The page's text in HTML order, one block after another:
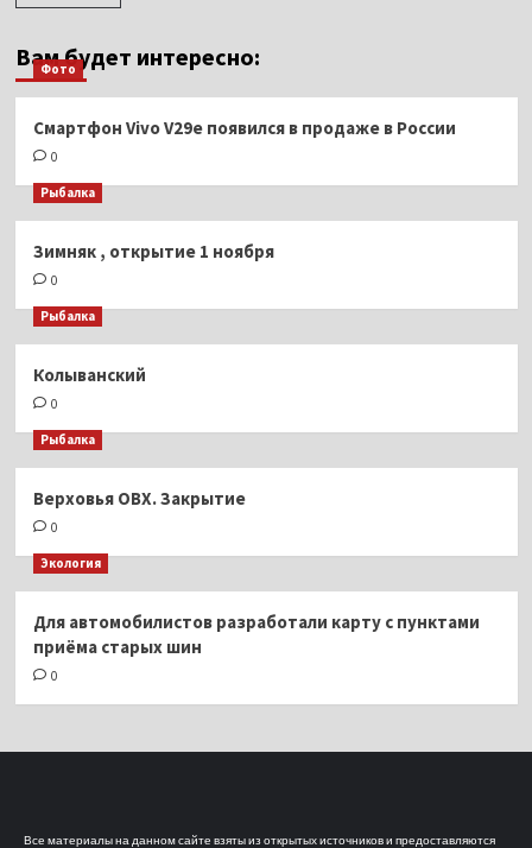
Вам будет интересно:
Фото
Смартфон Vivo V29e появился в продаже в России
0
Рыбалка
Зимняк , открытие 1 ноября
0
Рыбалка
Колыванский
0
Рыбалка
Верховья ОВХ. Закрытие
0
Экология
Для автомобилистов разработали карту с пунктами
приёма старых шин
0
Все материалы на данном сайте взяты из открытых источников и предоставляются